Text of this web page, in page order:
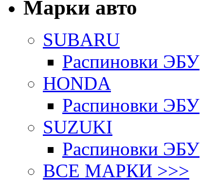
Марки авто
SUBARU
Распиновки ЭБУ
HONDA
Распиновки ЭБУ
SUZUKI
Распиновки ЭБУ
ВСЕ МАРКИ >>>